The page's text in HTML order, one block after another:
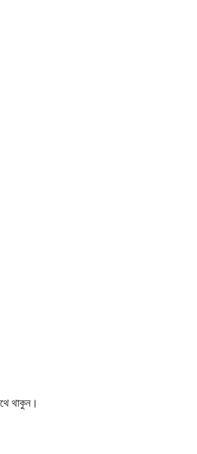
থাকুন।